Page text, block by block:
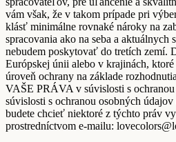
vám však, že v takom prípade pri
klásť minimálne rovnaké nároky na
spracovania ako na seba a aktuálnych
nebudem poskytovať do tretích zemí.
Európskej únii alebo v krajinách,
úroveň ochrany na základe
VAŠE PRÁVA v súvislosti s
súvislosti s ochranou osobných
budete chcieť niektoré z týchto práv
prostredníctvom e-mailu: